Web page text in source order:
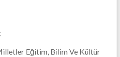
Eğitim, Bilim Ve Kültür